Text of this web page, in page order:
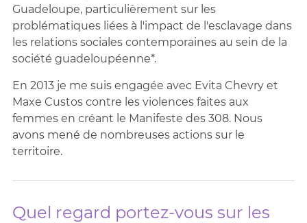
Guadeloupe, particulièrement sur les
problématiques liées à l'impact de l'esclavage dans
les relations sociales contemporaines au sein de la
société guadeloupéenne*.
En 2013 je me suis engagée avec Evita Chevry et
Maxe Custos contre les violences faites aux
femmes en créant le Manifeste des 308. Nous
avons mené de nombreuses actions sur le
territoire.
Quel regard portez-vous sur les